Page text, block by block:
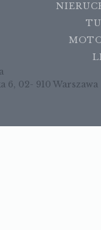
6, 02- 910 Warszawa